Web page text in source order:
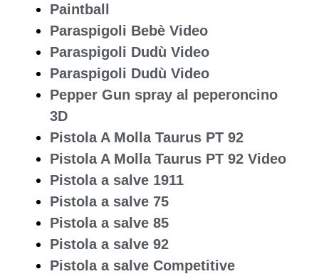
Paintball
Paraspigoli Bebè Video
Paraspigoli Dudù Video
Paraspigoli Dudù Video
Pepper Gun spray al peperoncino
3D
Pistola A Molla Taurus PT 92
Pistola A Molla Taurus PT 92 Video
Pistola a salve 1911
Pistola a salve 75
Pistola a salve 85
Pistola a salve 92
Pistola a salve Competitive